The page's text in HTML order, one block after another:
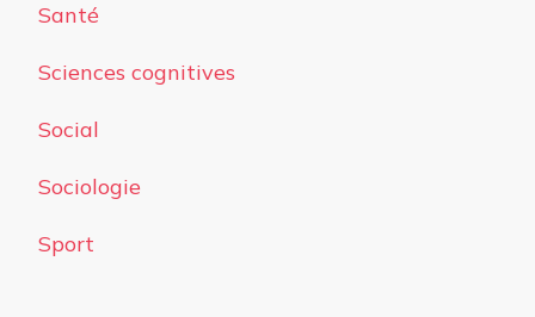
Santé
Sciences cognitives
Social
Sociologie
Sport